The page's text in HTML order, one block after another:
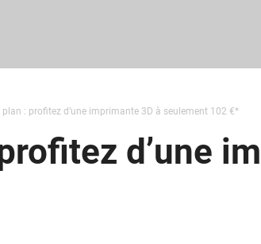
plan : profitez d’une imprimante 3D à seulement 102 €*
d’une